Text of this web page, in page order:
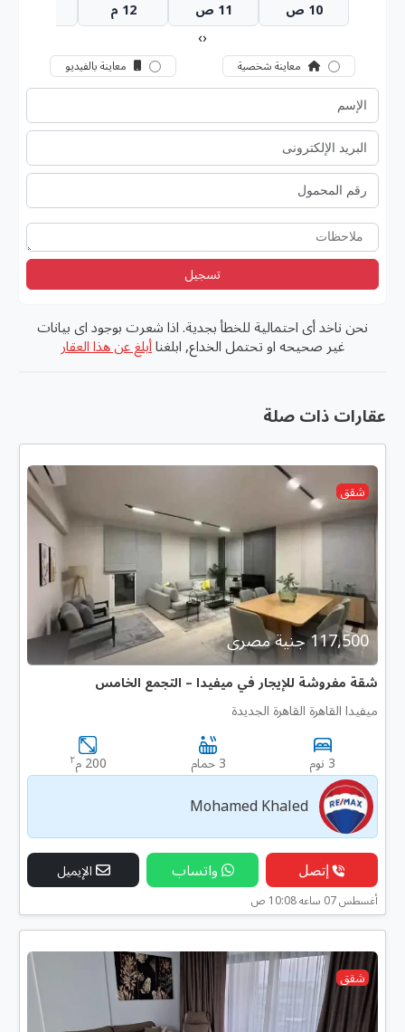
10 ص 11 ص 12 م
‹
›
معاينة شخصية معاينة بالفيديو
تسجيل
نحن ناخد أى احتمالية للخطأ بجدية. اذا شعرت بوجود اى بيانات
غير صحيحه او تحتمل الخداع, ابلغنا أبلغ عن هذا العقار
عقارات ذات صلة
شقق
117,500 جنية مصرى
شقة مفروشة للإيجار في ميفيدا – التجمع الخامس
ميفيدا القاهرة القاهرة الجديدة
3 نوم 3 حمام 200 م ٢
Mohamed Khaled
إتصل واتساب الإيميل
أغسطس 07 ساعه 10:08 ص
شقق